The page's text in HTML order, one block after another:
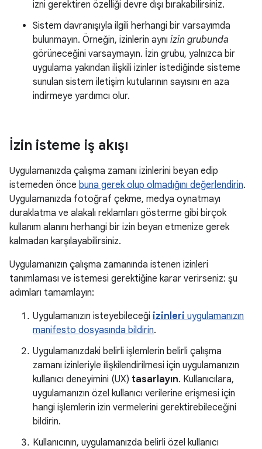
izni gerektiren özelliği devre dışı bırakabilirsiniz.
Sistem davranışıyla ilgili herhangi bir varsayımda
bulunmayın. Örneğin, izinlerin aynı izin grubunda
görüneceğini varsaymayın. İzin grubu, yalnızca bir
uygulama yakından ilişkili izinler istediğinde sisteme
sunulan sistem iletişim kutularının sayısını en aza
indirmeye yardımcı olur.
İzin isteme iş akışı
Uygulamanızda çalışma zamanı izinlerini beyan edip
istemeden önce buna gerek olup olmadığını değerlendirin.
Uygulamanızda fotoğraf çekme, medya oynatmayı
duraklatma ve alakalı reklamları gösterme gibi birçok
kullanım alanını herhangi bir izin beyan etmenize gerek
kalmadan karşılayabilirsiniz.
Uygulamanızın çalışma zamanında istenen izinleri
tanımlaması ve istemesi gerektiğine karar verirseniz: şu
adımları tamamlayın:
Uygulamanızın isteyebileceği izinleri uygulamanızın
manifesto dosyasında bildirin.
Uygulamanızdaki belirli işlemlerin belirli çalışma
zamanı izinleriyle ilişkilendirilmesi için uygulamanızın
kullanıcı deneyimini (UX) tasarlayın. Kullanıcılara,
uygulamanızın özel kullanıcı verilerine erişmesi için
hangi işlemlerin izin vermelerini gerektirebileceğini
bildirin.
Kullanıcının, uygulamanızda belirli özel kullanıcı